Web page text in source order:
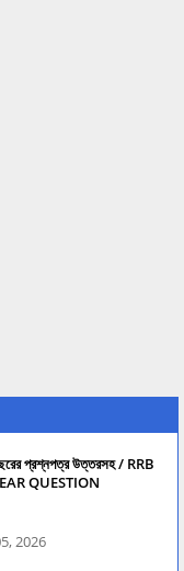
প্রশ্নপত্র উত্তরসহ / RRB
QUESTION
2026